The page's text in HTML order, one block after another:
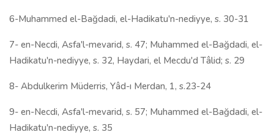
6-Muhammed el-Bağdadi, el-Hadikatu'n-nediyye, s. 30-31
7- en-Necdi, Asfa'l-mevarid, s. 47; Muhammed el-Bağdadi, el-
Hadikatu'n-nediyye, s. 32, Haydari, el Mecdu'd Tâlid; s. 29
8- Abdulkerim Müderris, Yâd-ı Merdan, 1, s.23-24
9- en-Necdi, Asfa'l-mevarid, s. 57; Muhammed el-Bağdadi, el-
Hadikatu'n-nediyye, s. 35